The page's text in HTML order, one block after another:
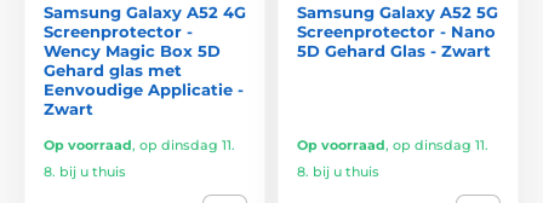
Samsung Galaxy A52 4G
Screenprotector -
Wency Magic Box 5D
Gehard glas met
Eenvoudige Applicatie -
Zwart
Op voorraad, op dinsdag 11.
8. bij u thuis
Samsung Galaxy A52 5G
Screenprotector - Nano
5D Gehard Glas - Zwart
Op voorraad, op dinsdag 11.
8. bij u thuis